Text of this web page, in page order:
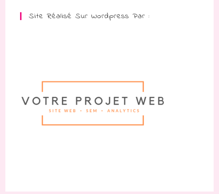
Site Réalisé Sur Wordpress Par :